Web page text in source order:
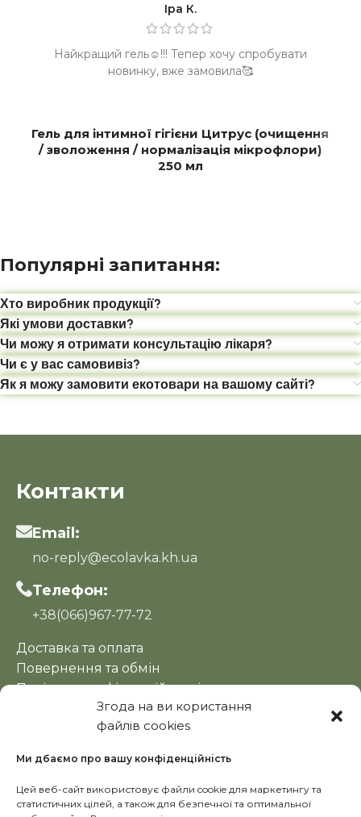
Згода на ви користання
файлів cookies
Ми дбаємо про вашу конфіденційність
Цей веб-сайт використовує файли cookie для маркетингу та
статистичних цілей, а також для безпечної та оптимальної
Іра К.
Найкращий гель☺️!!! Тепер хочу спробувати
новинку, вже замовила🥰
Гель для інтимної гігієни Цитрус (очищення
/ зволоження / нормалізація мікрофлори)
250 мл
Популярні запитання:
Хто виробник продукції?
Які умови доставки?
Чи можу я отримати консультацію лікаря?
Чи є у вас самовивіз?
Як я можу замовити екотовари на вашому сайті?
Контакти
Email:
no-reply@ecolavka.kh.ua
Телефон:
+38(066)967-77-72
Доставка та оплата
Повернення та обмін
Політика конфіденційності